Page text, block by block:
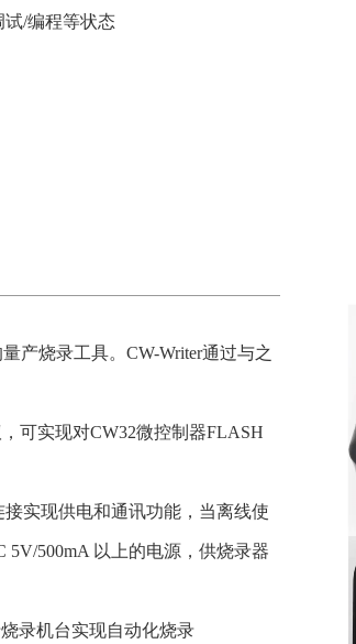
试/编程等状态
产烧录工具。CW-Writer通过与之
，可实现对CW32微控制器FLASH
实现供电和通讯功能，当离线使
5V/500mA 以上的电源，供烧录器
录机台实现自动化烧录